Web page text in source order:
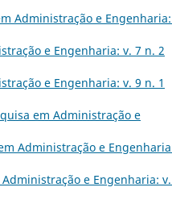
Administração e
e Engenharia: v. 7 n. 2
e Engenharia: v. 9 n. 1
em Administração e
Administração e
Administração e Engenharia: v.